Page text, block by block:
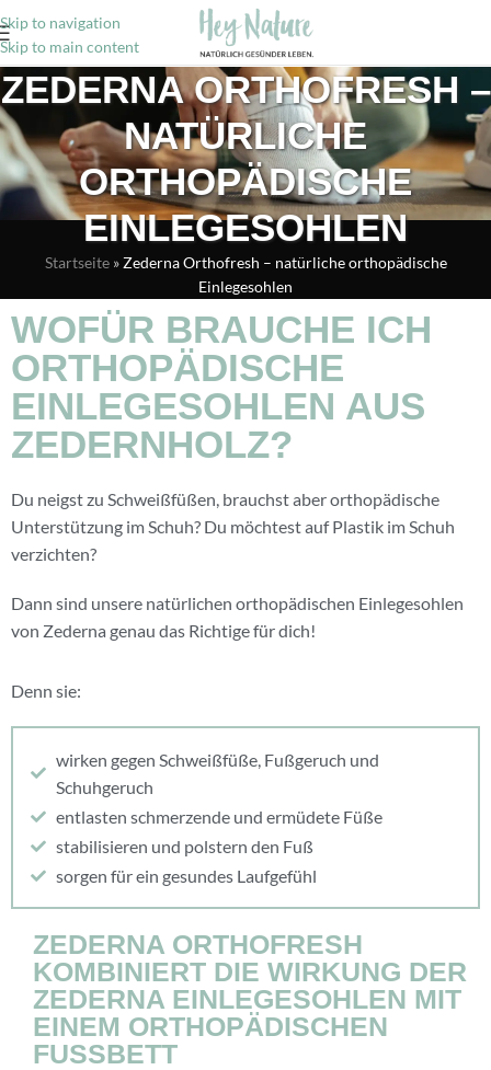
Skip to navigation
Skip to main content
ZEDERNA ORTHOFRESH –
NATÜRLICHE
ORTHOPÄDISCHE
EINLEGESOHLEN
Startseite»Zederna Orthofresh – natürliche orthopädische
Einlegesohlen
WOFÜR BRAUCHE ICH
ORTHOPÄDISCHE
EINLEGESOHLEN AUS
ZEDERNHOLZ?
Du neigst zu Schweißfüßen, brauchst aber orthopädische
Unterstützung im Schuh? Du möchtest auf Plastik im Schuh
verzichten?
Dann sind unsere natürlichen orthopädischen Einlegesohlen
von Zederna genau das Richtige für dich!
Denn sie:
wirken gegen Schweißfüße, Fußgeruch und
Schuhgeruch
entlasten schmerzende und ermüdete Füße
stabilisieren und polstern den Fuß
sorgen für ein gesundes Laufgefühl
ZEDERNA ORTHOFRESH
KOMBINIERT DIE WIRKUNG DER
ZEDERNA EINLEGESOHLEN MIT
EINEM ORTHOPÄDISCHEN
FUSSBETT